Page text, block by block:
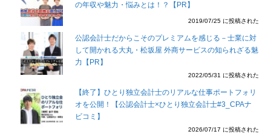
の年収や魅力・悩みとは！？【PR】
2019/07/25 に投稿された
公認会計士だからこそのプレミアムを感じる－士業に対
して開かれる大丸・松坂屋 外商サービスの知られざる魅
力【PR】
2022/05/31 に投稿された
【終了】ひとり独立会計士のリアルな仕事ポートフォリ
オを公開！【公認会計士×ひとり独立会計士#3_CPAナ
ビコミ】
2026/07/17 に投稿された